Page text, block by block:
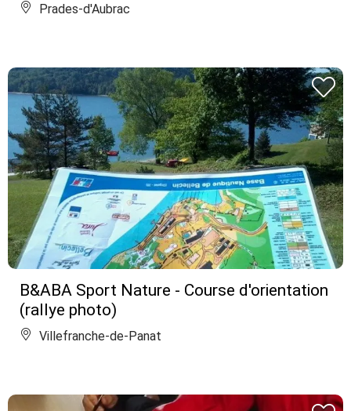
Prades-d'Aubrac
B&ABA Sport Nature - Course d'orientation
(rallye photo)
Villefranche-de-Panat